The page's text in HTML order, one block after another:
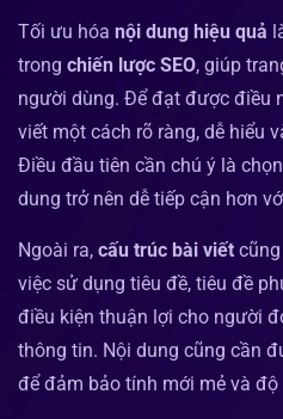
Tối ưu hóa nội dung hiệu quả
trong chiến lược SEO, giúp
người dùng. Để đạt được điều
viết một cách rõ ràng, dễ hiểu
Điều đầu tiên cần chú ý là chọn
dung trở nên dễ tiếp cận hơn
Ngoài ra, cấu trúc bài viết
việc sử dụng tiêu đề, tiêu đề
điều kiện thuận lợi cho người
thông tin. Nội dung cũng cần
để đảm bảo tính mới mẻ và độ